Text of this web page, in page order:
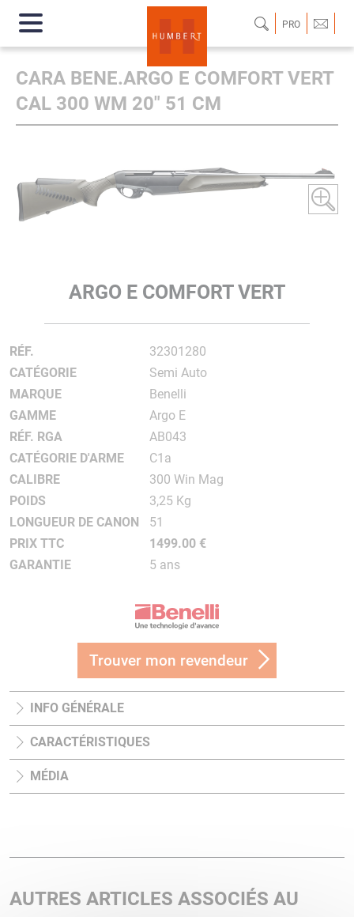
PRO
CARA BENE.ARGO E COMFORT VERT
CAL 300 WM 20" 51 CM
ARGO E COMFORT VERT
RÉF.
32301280
CATÉGORIE
Semi Auto
MARQUE
Benelli
GAMME
Argo E
RÉF. RGA
AB043
CATÉGORIE D'ARME
C1a
CALIBRE
300 Win Mag
POIDS
3,25 Kg
LONGUEUR DE CANON
51
PRIX TTC
1499.00 €
GARANTIE
5 ans
Trouver mon revendeur
INFO GÉNÉRALE
CARACTÉRISTIQUES
MÉDIA
AUTRES ARTICLES ASSOCIÉS AU